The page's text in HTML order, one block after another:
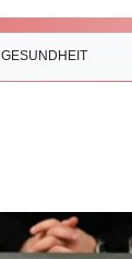
GESUNDHEIT